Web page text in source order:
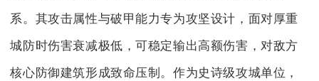
系。其攻击属性与破甲能力专为攻坚设计，面对厚重
城防时伤害衰减极低，可稳定输出高额伤害，对敌方
核心防御建筑形成致命压制。作为史诗级攻城单位，